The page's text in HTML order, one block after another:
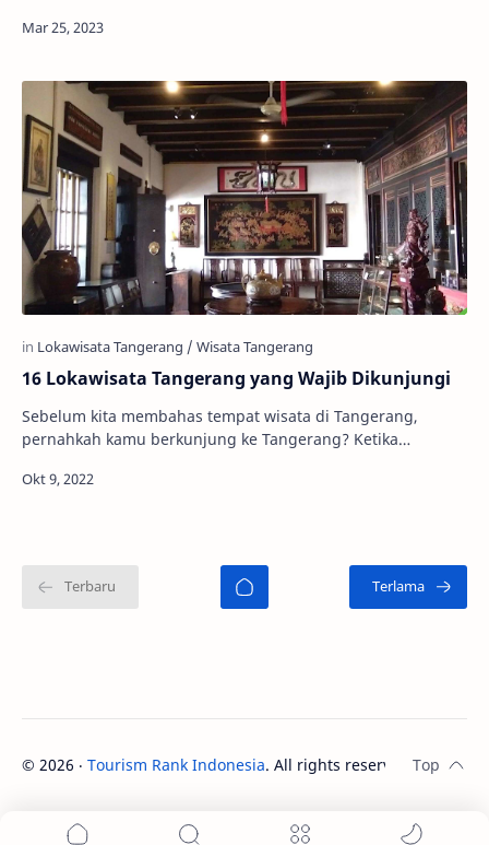
16 Lokawisata Tangerang yang Wajib Dikunjungi
Sebelum kita membahas tempat wisata di Tangerang,
pernahkah kamu berkunjung ke Tangerang? Ketika
© 2026 ‧ Tourism Rank Indonesia. All rights reserved.